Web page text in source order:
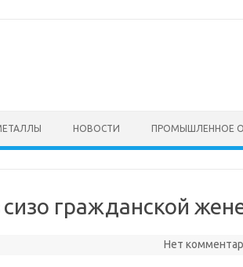
НОВОСТИ ПРОМЫШЛЕННОЕ
гражданской
Нет